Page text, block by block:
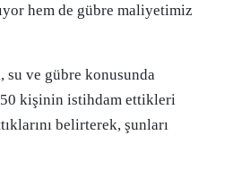
hem de gübre maliyetimiz
ve gübre konusunda
kişinin istihdam ettikleri
belirterek, şunları